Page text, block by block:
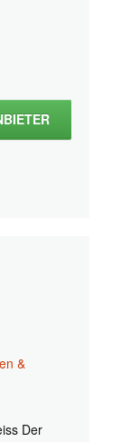
&
Der